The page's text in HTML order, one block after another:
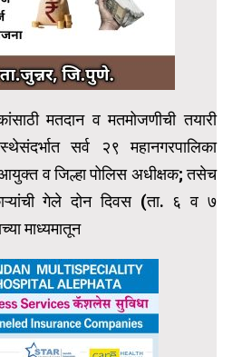
मतदान व मतमोजणीची तयारी
सर्व २९ महानगरपालिका
व जिल्हा पोलिस अधीक्षक; तसेच
गेले दोन दिवस (ता. ६ व ७
माध्यमातून